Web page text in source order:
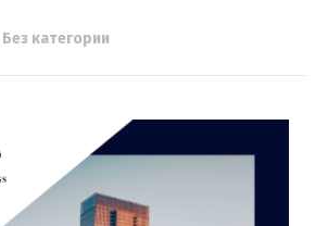
Без категории